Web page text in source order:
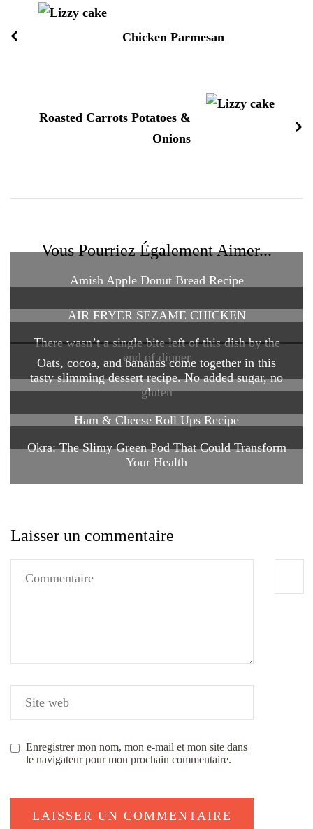
Chicken Parmesan
Roasted Carrots Potatoes &
Onions
Vous Pourriez Également Aimer...
Amish Apple Donut Bread Recipe
AIR FRYER SEZAME CHICKEN
There wasn’t a single bite left of this dish by the
end of dinner
Oats, cocoa, and bananas come together in this
tasty slimming dessert recipe. No added sugar, no
gluten
Ham & Cheese Roll Ups Recipe
Okra: The Slimy Green Pod That Could Transform
Your Health
Laisser un commentaire
Enregistrer mon nom, mon e-mail et mon site dans
le navigateur pour mon prochain commentaire.